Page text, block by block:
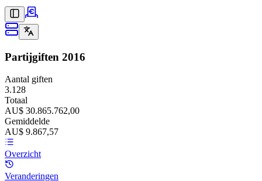
Partijgiften 2016
Aantal giften
3.128
Totaal
AU$ 30.865.762,00
Gemiddelde
AU$ 9.867,57
Overzicht
Veranderingen